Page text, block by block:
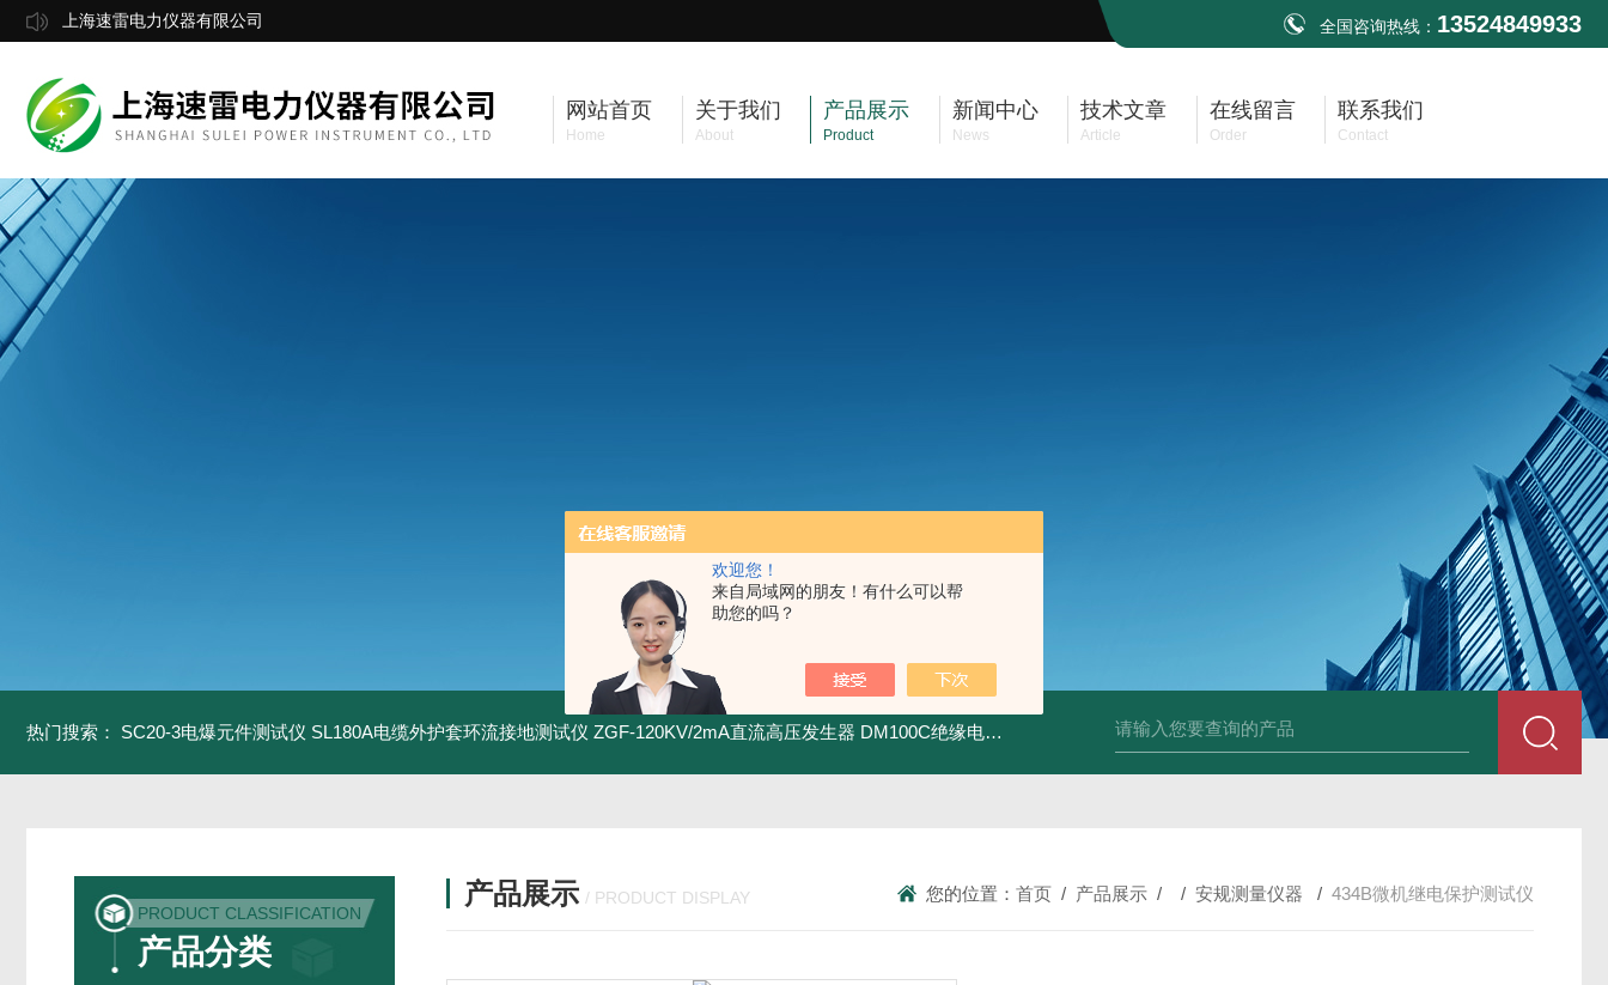
欢迎您！
来自局域网的朋友！有什么可以帮
助您的吗？
上海速雷电力仪器有限公司 全国咨询热线： 13524849933
网站首页
Home
关于我们
About
产品展示
Product
新闻中心
News
技术文章
Article
在线留言
Order
联系我们
Contact
热门搜索： SC20-3电爆元件测试仪 SL180A电缆外护套环流接地测试仪 ZGF-120KV/2mA直流高压发生器 DM100C绝缘电阻测试仪 DM50C绝缘电阻测试仪 SLB-II全自动变比测试仪 BY2672数字兆欧表
PRODUCT CLASSIFICATION
产品分类
产品展示 / PRODUCT DISPLAY 您的位置： 首页 / 产品展示 / / 安规测量仪器 / 434B微机继电保护测试仪